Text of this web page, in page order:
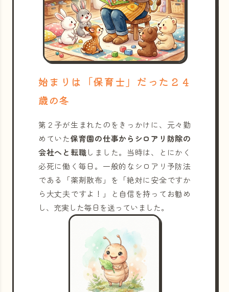
始まりは「保育士」だった２４
歳の冬
第２子が生まれたのをきっかけに、元々勤
めていた保育園の仕事からシロアリ防除の
会社へと転職しました。当時は、とにかく
必死に働く毎日。一般的なシロアリ予防法
である「薬剤散布」を「絶対に安全ですか
ら大丈夫ですよ！」と自信を持ってお勧め
し、充実した毎日を送っていました。